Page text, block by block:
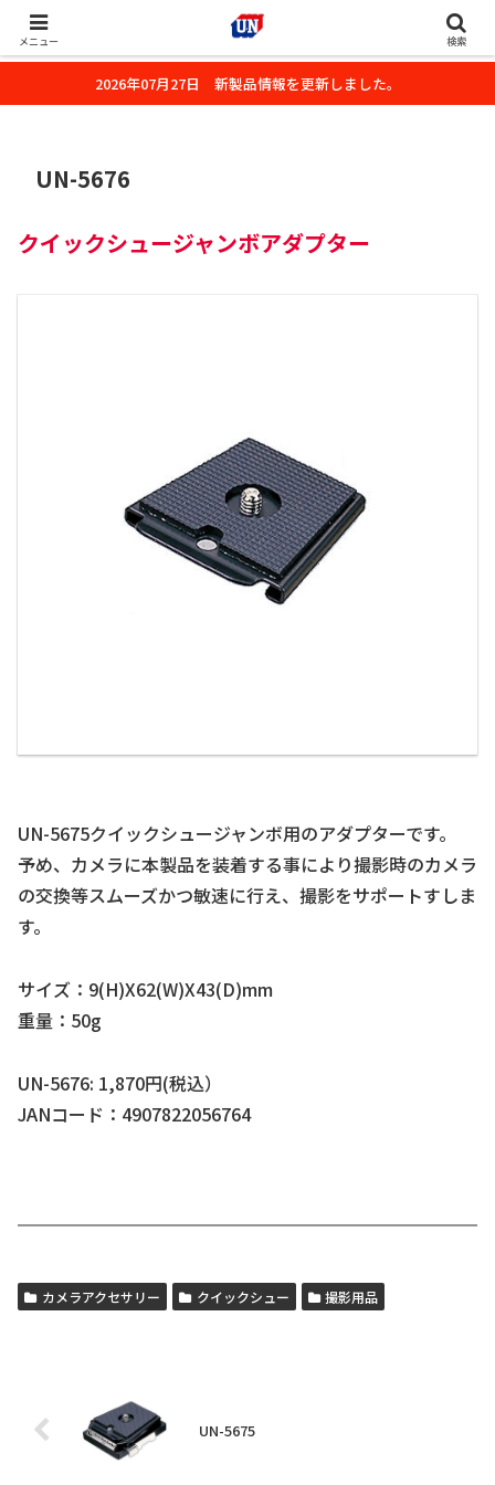
株式会社ユーエヌのオフィシャルホームページです。デジタルカメラ・カメ
ラ・水中撮影用の撮影アクセサリーのご紹介をいたします。
2026年07月27日 新製品情報を更新しました。
UN-5676
クイックシュージャンボアダプター
UN-5675クイックシュージャンボ用のアダプターです。
予め、カメラに本製品を装着する事により撮影時のカメラ
の交換等スムーズかつ敏速に行え、撮影をサポートすしま
す。
サイズ：9(H)X62(W)X43(D)mm
重量：50g
UN-5676: 1,870円(税込）
JANコード：4907822056764
カメラアクセサリー クイックシュー 撮影用品
UN-5675
メニュー 検索